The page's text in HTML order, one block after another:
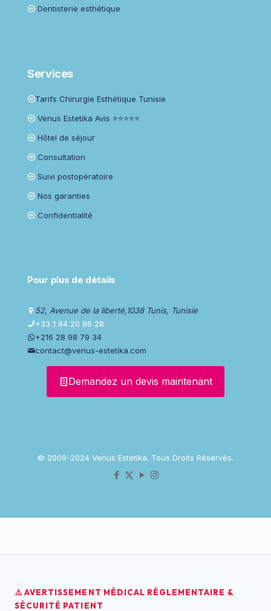
Dentisterie esthétique
Services
Tarifs Chirurgie Esthétique Tunisie
Venus Estetika Avis ⭐⭐⭐⭐⭐
Hôtel de séjour
Consultation
Suivi postopératoire
Nos garanties
Confidentialité
Pour plus de détails
52, Avenue de la liberté,1038 Tunis, Tunisie
+33 1 84 20 86 28
+216 28 98 79 34
contact@venus-estetika.com
Demandez un devis maintenant
© 2009-2024 Venus Estetika. Tous Droits Réservés.
⚠️ AVERTISSEMENT MÉDICAL RÉGLEMENTAIRE &
SÉCURITÉ PATIENT